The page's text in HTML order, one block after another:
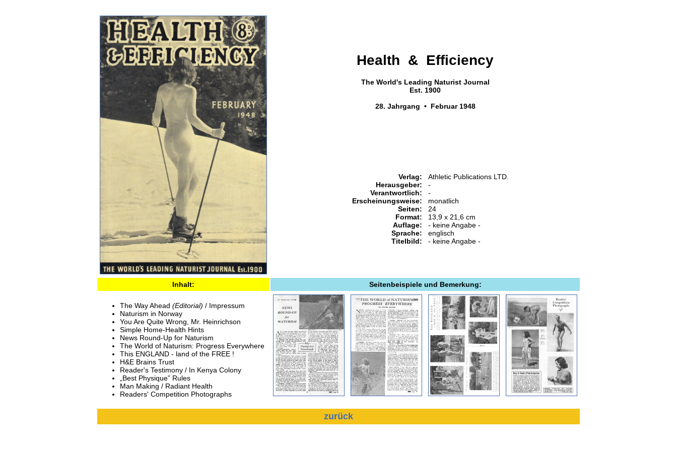
Health & Efficiency
The World's Leading Naturist Journal
Est. 1900
28. Jahrgang • Februar 1948
Verlag:
Herausgeber:
Verantwortlich:
Erscheinungsweise:
Seiten:
Format:
Auflage:
Sprache:
Titelbild:
Athletic Publications LTD.
-
-
monatlich
24
13,9 x 21,6 cm
- keine Angabe -
englisch
- keine Angabe -
Inhalt: Seitenbeispiele und Bemerkung:
The Way Ahead (Editorial) / Impressum
Naturism in Norway
You Are Quite Wrong, Mr. Heinrichson
Simple Home-Health Hints
News Round-Up for Naturism
The World of Naturism: Progress Everywhere
This ENGLAND - land of the FREE !
H&E Brains Trust
Reader's Testimony / In Kenya Colony
„Best Physique” Rules
Man Making / Radiant Health
Readers' Competition Photographs
zurück